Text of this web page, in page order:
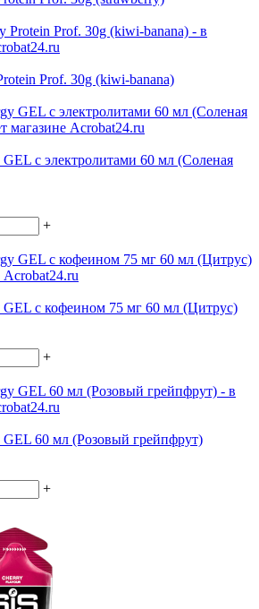
Prof. 30g (kiwi-banana)
с электролитами 60 мл (Соленая
+
GEL c кофеином 75 мг 60 мл (Цитрус)
+
GEL 60 мл (Розовый грейпфрут)
+